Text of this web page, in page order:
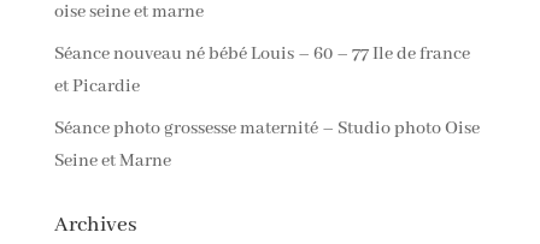
oise seine et marne
Séance nouveau né bébé Louis – 60 – 77 Ile de france
et Picardie
Séance photo grossesse maternité – Studio photo Oise
Seine et Marne
Archives